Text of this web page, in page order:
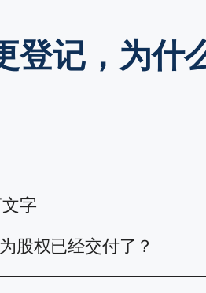
记，为什
字
股权已经交付了？